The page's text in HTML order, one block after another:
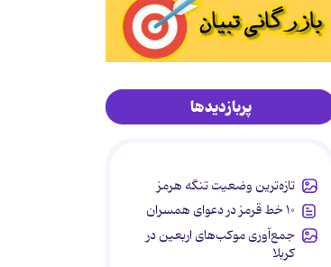
پربازدیدها
تازه‌ترین وضعیت تنگه هرمز
۱۰ خط قرمز در دعوای همسران
جمع‌آوری موکب‌های اربعین در
کربلا